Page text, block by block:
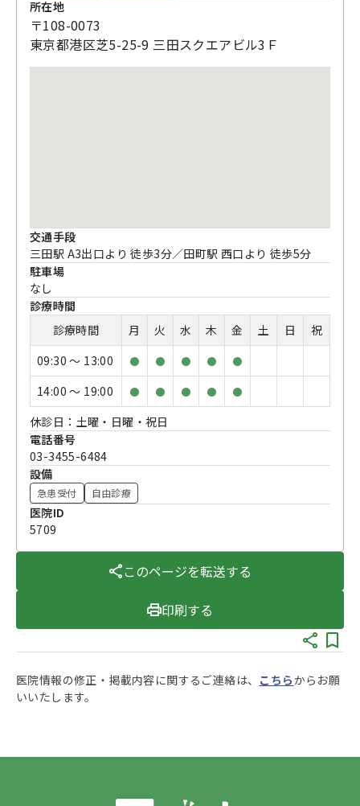
所在地
〒108-0073
東京都港区芝5-25-9 三田スクエアビル3Ｆ
交通手段
三田駅 A3出口より 徒歩3分／田町駅 西口より 徒歩5分
駐車場
なし
診療時間
診療時間
月 火 水 木 金 土 日
祝
09:30 〜 13:00
● ● ● ● ●
14:00 〜 19:00 ● ● ● ● ●
休診日：土曜・日曜・祝日
電話番号
03-3455-6484
設備
急患受付 自由診療
医院ID
5709
このページを転送する
印刷する
医院情報の修正・掲載内容に関するご連絡は、 こちらからお願
いいたします。